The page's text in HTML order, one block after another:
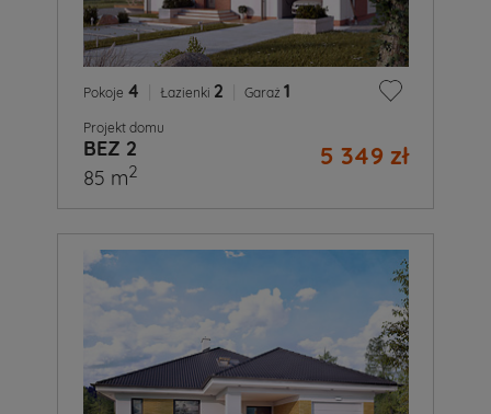
Pokoje 4 Łazienki 2 Garaż 1
Projekt domu
BEZ 2 5 349 zł
85 m2